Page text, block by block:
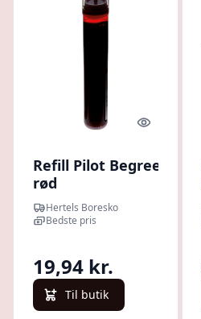
Quick look
Refill Pilot Begreen
rød
T/whiteboardmarker
Hertels Boresko
Bedste pris
19,94 kr.
Til butik